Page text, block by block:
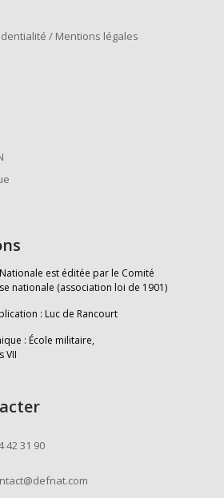
/ Mentions légales
est éditée par le Comité
nationale (association loi de 1901)
: Luc de Rancourt
: École militaire,
VII
42 31 90